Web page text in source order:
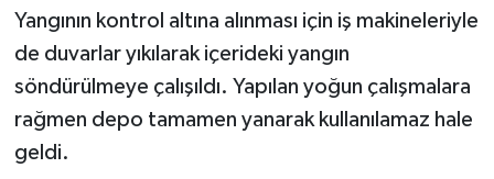
Yangının kontrol altına alınması için iş makineleriyle
de duvarlar yıkılarak içerideki yangın
söndürülmeye çalışıldı. Yapılan yoğun çalışmalara
rağmen depo tamamen yanarak kullanılamaz hale
geldi.